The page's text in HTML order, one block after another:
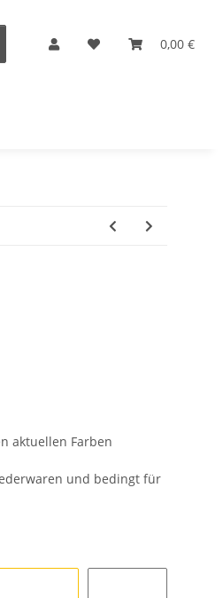
0,00 €
aktuellen Farben
und bedingt für